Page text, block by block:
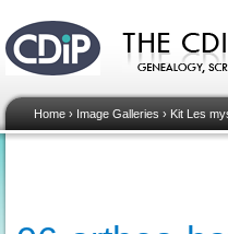
Home › Image Galleries › Kit Les